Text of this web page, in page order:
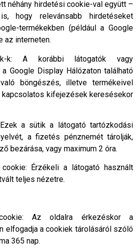
néhány hirdetési cookie-val együtt –
hogy relevánsabb hirdetéseket
termékekben (például a Google
az interneten.
k: A korábbi látogatók vagy
Google Display Hálózaton található
böngészés, illetve termékeivel
kifejezések keresésekor
a sütik a látogató tartózkodási
a fizetés pénznemét tárolják,
bezárása, vagy maximum 2 óra.
Érzékeli a látogató használt
teljes nézetre.
Az oldalra érkezéskor a
elfogadja a cookiek tárolásáról szóló
365 nap.